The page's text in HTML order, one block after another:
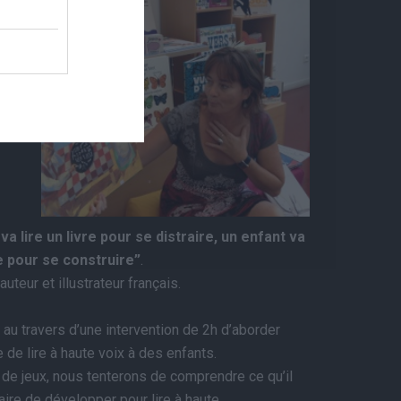
va lire un livre pour se distraire, un enfant va
pour se construire”.
et illustrateur français.
travers d’une intervention de 2h d’aborder
de lire à haute voix à des enfants.
jeux, nous tenterons de comprendre ce qu’il